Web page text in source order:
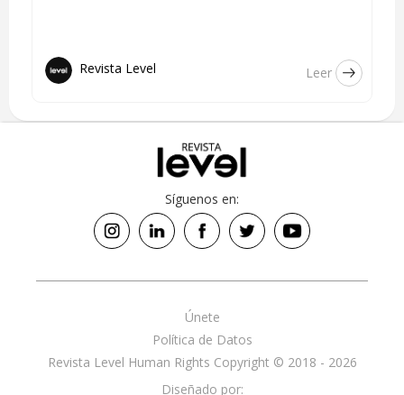
Revista Level Leer
Síguenos en:
Revista Level Human Rights Copyright © 2018 - 2026
Política de Datos
Únete
Diseñado por: